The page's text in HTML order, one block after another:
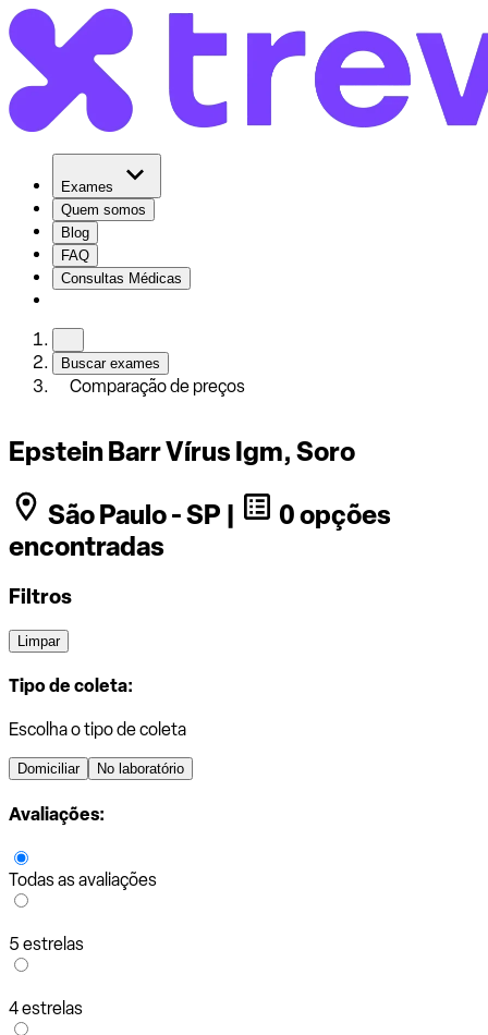
Exames
Quem somos
Blog
FAQ
Consultas Médicas
Buscar exames
Comparação de preços
Epstein Barr Vírus Igm, Soro
São Paulo - SP |
0 opções
encontradas
Filtros
Limpar
Tipo de coleta:
Escolha o tipo de coleta
Domiciliar No laboratório
Avaliações:
Todas as avaliações
5 estrelas
4 estrelas